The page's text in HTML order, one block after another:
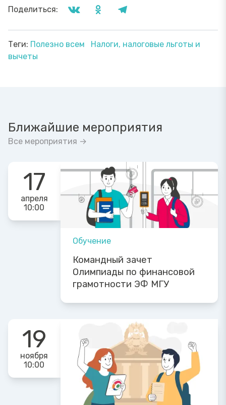
Поделиться:
Теги: Полезно всем
Налоги, налоговые льготы и
вычеты
Ближайшие мероприятия
Все мероприятия →
17
апреля
10:00
Обучение
Командный зачет
Олимпиады по финансовой
грамотности ЭФ МГУ
19
ноября
10:00